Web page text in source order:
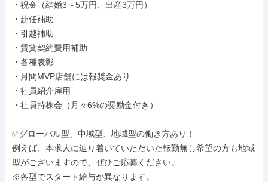
・祝金（結婚3～5万円、出産3万円）
・赴任補助
・引越補助
・賃貸契約費用補助
・各種表彰
・月間MVP店舗には報奨金あり
・社員紹介雇用
・社員持株会（月々6%の奨励金付き）
✅グローバル型、中域型、地域型の働き方あり！
例えば、本求人に辿り着いていただいた転勤無し希望の方も地域
型がございますので、ぜひご応募ください。
※各型でスタート給与が異なります。